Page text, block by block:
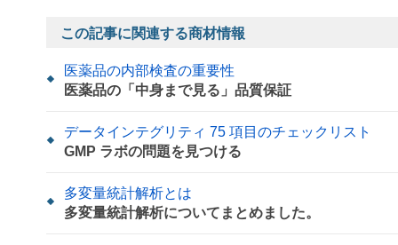
この記事に関連する商材情報
医薬品の内部検査の重要性
医薬品の「中身まで見る」品質保証
データインテグリティ 75 項目のチェックリスト
GMP ラボの問題を見つける
多変量統計解析とは
多変量統計解析についてまとめました。